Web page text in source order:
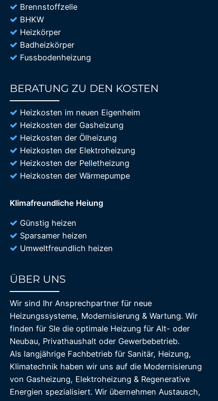
Brennstoffzelle
BHKW
Heizkörper
Badheizkörper
Fussbodenheizung
BERATUNG ZU DEN KOSTEN
Heizkosten im neuen Eigenheim
Heizkosten der Gasheizung
Heizkosten der Ölheizung
Heizkosten der Elektroheizung
Heizkosten der Pelletheizung
Heizkosten der Wärmepumpe
Klimafreundliche Heiung
Günstig heizen
Sparsamer heizen
Umweltfreundlich heizen
ÜBER UNS
Wir sind Ihr Ansprechpartner für neue
Heizungssysteme, Modernisierung & Wartung. Wir
finden für SIe die optimale Heizung für Alt- oder
Neubau, Privathaushalt oder Gewerbebetrieb.
Als langjährige Fachbetrieb für Sanitär, Heizung,
Klimatechnik haben wir uns auf die Modernisierung
von Gasheizung, Elektroheizung & Regenerative
Energien spezialisiert. Wir übernehmen Austausch,